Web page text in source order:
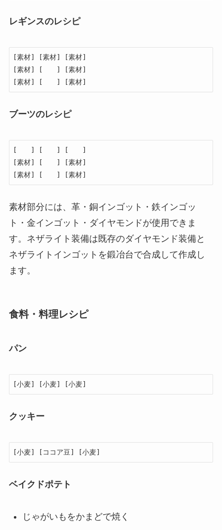
レギンスのレシピ
[素材] [素材] [素材]
[素材] [　　] [素材]
[素材] [　　] [素材]
ブーツのレシピ
[　　] [　　] [　　]
[素材] [　　] [素材]
[素材] [　　] [素材]
素材部分には、革・銅インゴット・鉄インゴッ
ト・金インゴット・ダイヤモンドが使用できま
す。ネザライト装備は既存のダイヤモンド装備と
ネザライトインゴットを鍛冶台で合成して作成し
ます。
食料・料理レシピ
パン
[小麦] [小麦] [小麦]
クッキー
[小麦] [ココア豆] [小麦]
ベイクドポテト
じゃがいもをかまどで焼く